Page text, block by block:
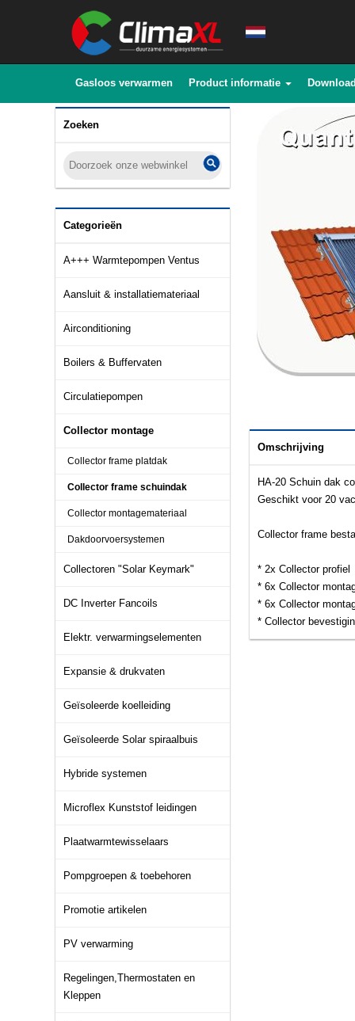
Gasloos verwarmen Product informatie
Zoeken
Categorieën
A+++ Warmtepompen Ventus
Aansluit & installatiemateriaal
Airconditioning
Boilers & Buffervaten
Circulatiepompen
Collector montage
Collector frame platdak
Collector frame schuindak
Collector montagemateriaal
Dakdoorvoersystemen
Collectoren "Solar Keymark"
DC Inverter Fancoils
Elektr. verwarmingselementen
Expansie & drukvaten
Geïsoleerde koelleiding
Geïsoleerde Solar spiraalbuis
Hybride systemen
Microflex Kunststof leidingen
Plaatwarmtewisselaars
Pompgroepen & toebehoren
Promotie artikelen
PV verwarming
Regelingen,Thermostaten en
Kleppen
Omschrijving
HA-20 Schuin dak
Geschikt voor 20
Collector frame
* 2x Collector profiel
* 6x Collector
* 6x Collector
* Collector